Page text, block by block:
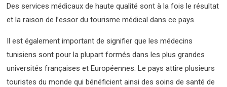
Des services médicaux de haute qualité sont à la fois le résultat
et la raison de l’essor du tourisme médical dans ce pays.
Il est également important de signifier que les médecins
tunisiens sont pour la plupart formés dans les plus grandes
universités françaises et Européennes. Le pays attire plusieurs
touristes du monde qui bénéficient ainsi des soins de santé de